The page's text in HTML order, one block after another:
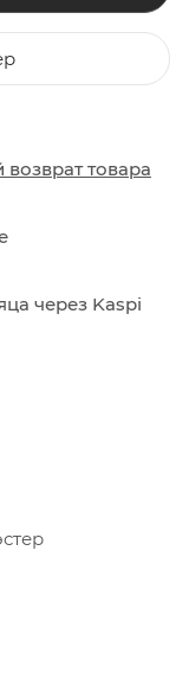
возврат товара
через Kaspi